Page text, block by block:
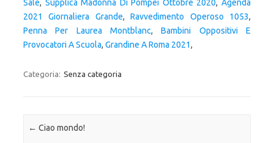
Sale, Supplica Madonna Di Pompei Ottobre 2020,Agenda
2021 Giornaliera Grande,Ravvedimento Operoso 1053,
Penna Per Laurea Montblanc,Bambini Oppositivi E
Provocatori A Scuola, Grandine A Roma 2021,
Categoria: Senza categoria
Navigazione articolo
← Ciao mondo!